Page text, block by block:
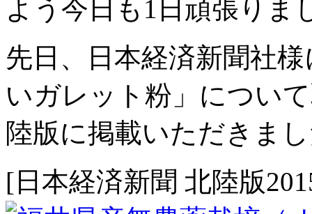
よう今日も1日頑張りま
先日、日本経済新聞社
いガレット粉」につい
陸版に掲載いただきま
[日本経済新聞 北陸版